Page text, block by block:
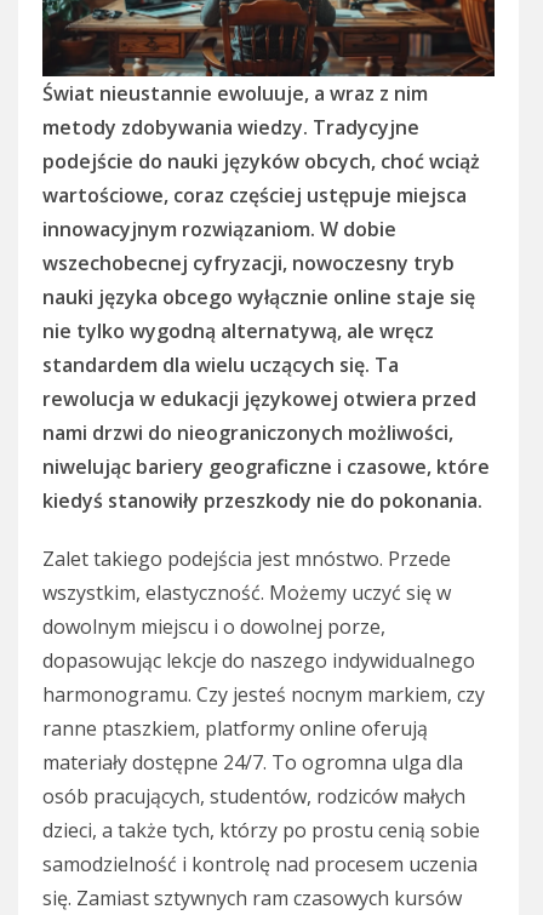
Świat nieustannie ewoluuje, a wraz z nim
metody zdobywania wiedzy. Tradycyjne
podejście do nauki języków obcych, choć wciąż
wartościowe, coraz częściej ustępuje miejsca
innowacyjnym rozwiązaniom. W dobie
wszechobecnej cyfryzacji, nowoczesny tryb
nauki języka obcego wyłącznie online staje się
nie tylko wygodną alternatywą, ale wręcz
standardem dla wielu uczących się. Ta
rewolucja w edukacji językowej otwiera przed
nami drzwi do nieograniczonych możliwości,
niwelując bariery geograficzne i czasowe, które
kiedyś stanowiły przeszkody nie do pokonania.
Zalet takiego podejścia jest mnóstwo. Przede
wszystkim, elastyczność. Możemy uczyć się w
dowolnym miejscu i o dowolnej porze,
dopasowując lekcje do naszego indywidualnego
harmonogramu. Czy jesteś nocnym markiem, czy
ranne ptaszkiem, platformy online oferują
materiały dostępne 24/7. To ogromna ulga dla
osób pracujących, studentów, rodziców małych
dzieci, a także tych, którzy po prostu cenią sobie
samodzielność i kontrolę nad procesem uczenia
się. Zamiast sztywnych ram czasowych kursów